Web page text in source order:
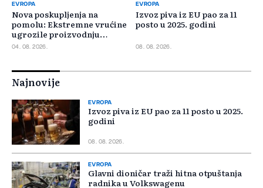
EVROPA
Nova poskupljenja na
pomolu: Ekstremne vrućine
ugrozile proizvodnju
maslinovog ulja
04. 08. 2026.
EVROPA
Izvoz piva iz EU pao za 11
posto u 2025. godini
08. 08. 2026.
Najnovije
EVROPA
Izvoz piva iz EU pao za 11 posto u 2025.
godini
08. 08. 2026.
EVROPA
Glavni dioničar traži hitna otpuštanja
radnika u Volkswagenu